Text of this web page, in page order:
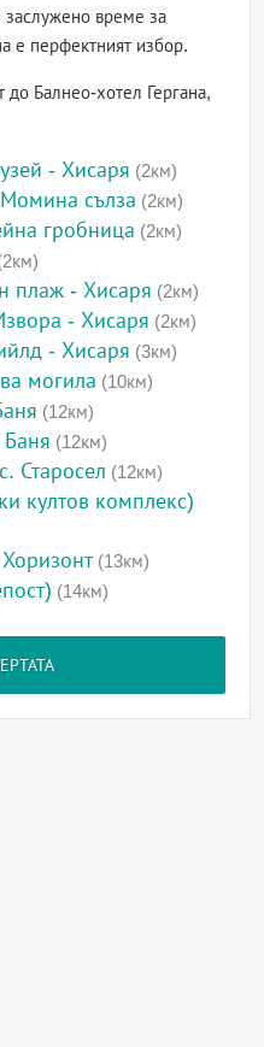
заслужено време за
е перфектният избор.
Балнео-хотел Гергана,
- Хисаря (2км)
сълза (2км)
гробница (2км)
плаж - Хисаря (2км)
- Хисаря (2км)
- Хисаря (3км)
могила (10км)
(12км)
(12км)
Старосел (12км)
култов комплекс)
(13км)
(14км)